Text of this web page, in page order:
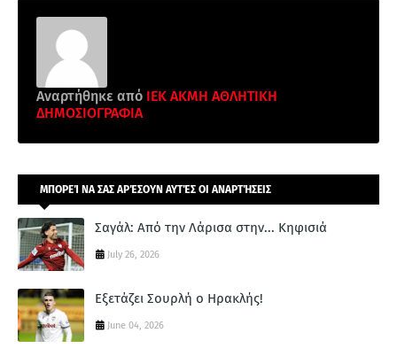
Αναρτήθηκε από ΙΕΚ ΑΚΜΗ ΑΘΛΗΤΙΚΗ
ΔΗΜΟΣΙΟΓΡΑΦΙΑ
ΜΠΟΡΕΊ ΝΑ ΣΑΣ ΑΡΈΣΟΥΝ ΑΥΤΈΣ ΟΙ ΑΝΑΡΤΉΣΕΙΣ
Σαγάλ: Από την Λάρισα στην... Κηφισιά
July 26, 2026
Εξετάζει Σουρλή ο Ηρακλής!
June 04, 2026